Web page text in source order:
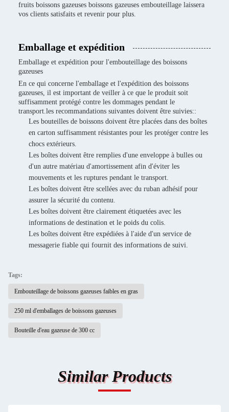
fruits boissons gazeuses boissons gazeuses embouteillage laissera
vos clients satisfaits et revenir pour plus.
Emballage et expédition
Emballage et expédition pour l'embouteillage des boissons
gazeuses
En ce qui concerne l'emballage et l'expédition des boissons
gazeuses, il est important de veiller à ce que le produit soit
suffisamment protégé contre les dommages pendant le
transport.les recommandations suivantes doivent être suivies::
Les bouteilles de boissons doivent être placées dans des boîtes
en carton suffisamment résistantes pour les protéger contre les
chocs extérieurs.
Les boîtes doivent être remplies d'une enveloppe à bulles ou
d'un autre matériau d'amortissement afin d'éviter les
mouvements et les ruptures pendant le transport.
Les boîtes doivent être scellées avec du ruban adhésif pour
assurer la sécurité du contenu.
Les boîtes doivent être clairement étiquetées avec les
informations de destination et le poids du colis.
Les boîtes doivent être expédiées à l'aide d'un service de
messagerie fiable qui fournit des informations de suivi.
Tags:
Embouteillage de boissons gazeuses faibles en gras
250 ml d'emballages de boissons gazeuses
Bouteille d'eau gazeuse de 300 cc
Similar Products